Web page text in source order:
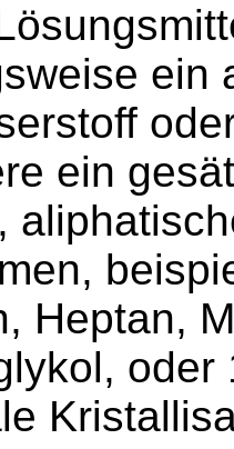
ein
ein
Heptan,